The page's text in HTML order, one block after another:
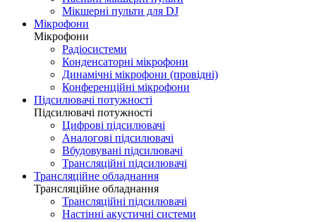
Мікшерні пульти для DJ
Мікрофони
Мікрофони
Радіосистеми
Конденсаторні мікрофони
Динамічні мікрофони (провідні)
Конференційні мікрофони
Підсилювачі потужності
Підсилювачі потужності
Цифрові підсилювачі
Аналогові підсилювачі
Вбудовувані підсилювачі
Трансляційні підсилювачі
Трансляційне обладнання
Трансляційне обладнання
Трансляційні підсилювачі
Настінні акустичні системи